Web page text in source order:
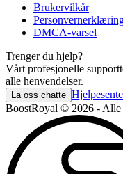
Brukervilkår
DMCA-varsel
Trenger du hjelp?
Vårt profesjonelle
alle henvendelser.
La oss chatte
BoostRoyal © 2026 - Alle